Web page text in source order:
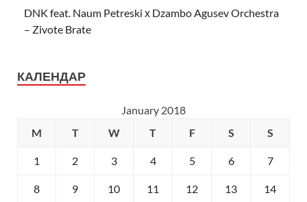
DNK feat. Naum Petreski х Dzambo Agusev Orchestra
– Zivote Brate
КАЛЕНДАР
January 2018
M
T W T F S S
1 2 3 4 5 6 7
8 9 10 11 12 13 14